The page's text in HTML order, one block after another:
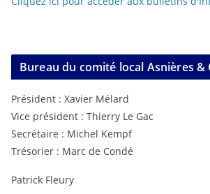
Bureau du comité local Asnières &
Président : Xavier Mélard
Vice président : Thierry Le Gac
Secrétaire : Michel Kempf
Trésorier : Marc de Condé
Patrick Fleury